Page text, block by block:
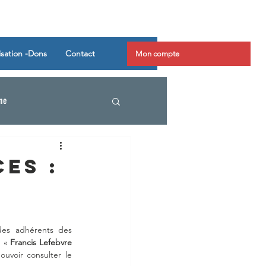
-Dons Contact Mon compte
:
adhérents des
« Francis Lefebvre
consulter le